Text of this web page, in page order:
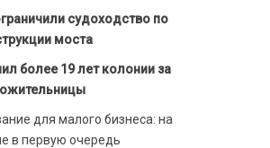
судоходство по
моста
более 19 лет колонии за
для малого бизнеса: на
в первую очередь